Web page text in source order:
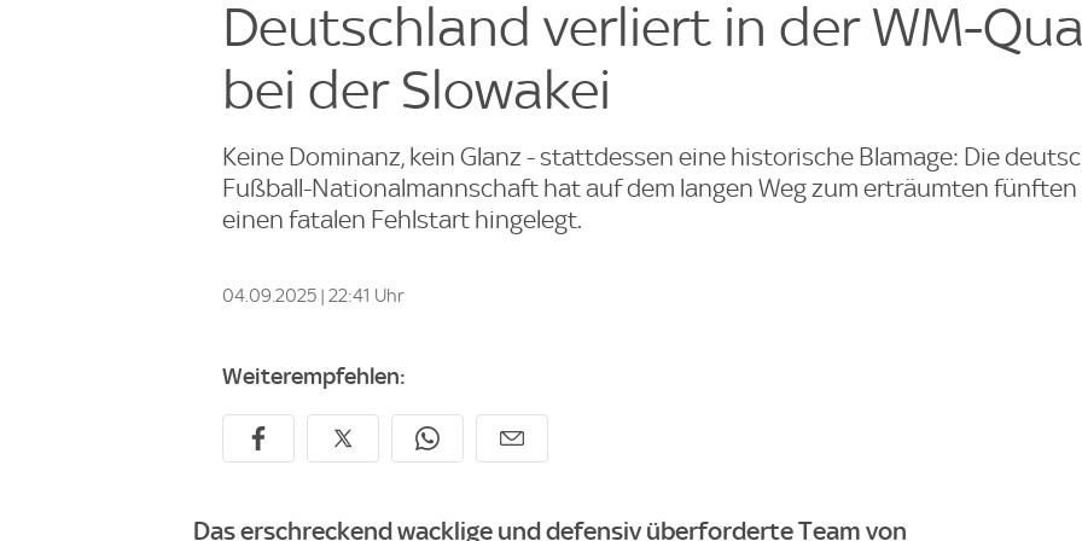
Deutschland verliert in der WM-
bei der Slowakei
Keine Dominanz, kein Glanz - stattdessen eine historische Blamage: Die
Fußball-Nationalmannschaft hat auf dem langen Weg zum erträumten fünften
einen fatalen Fehlstart hingelegt.
04.09.2025 | 22:41 Uhr
Weiterempfehlen:
Das erschreckend wacklige und defensiv überforderte Team von